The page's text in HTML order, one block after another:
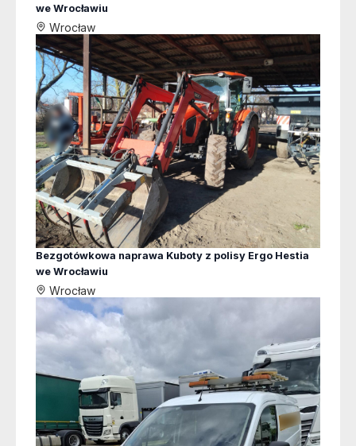
we Wrocławiu
Wrocław
Bezgotówkowa naprawa Kuboty z polisy Ergo Hestia
we Wrocławiu
Wrocław